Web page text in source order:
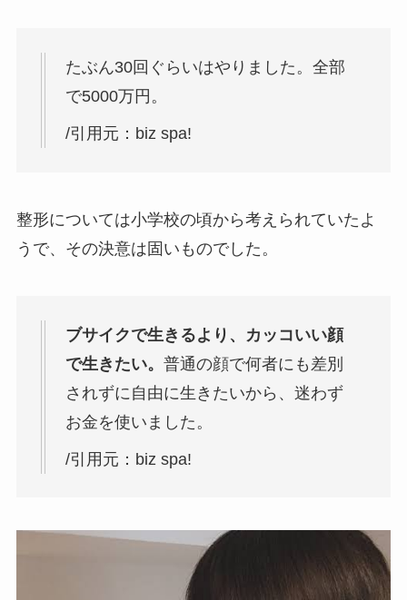
たぶん30回ぐらいはやりました。全部
で5000万円。
/引用元：biz spa!
整形については小学校の頃から考えられていたよ
うで、その決意は固いものでした。
ブサイクで生きるより、カッコいい顔
で生きたい。 普通の顔で何者にも差別
されずに自由に生きたいから、迷わず
お金を使いました。
/引用元：biz spa!